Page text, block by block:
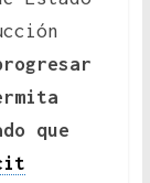
que